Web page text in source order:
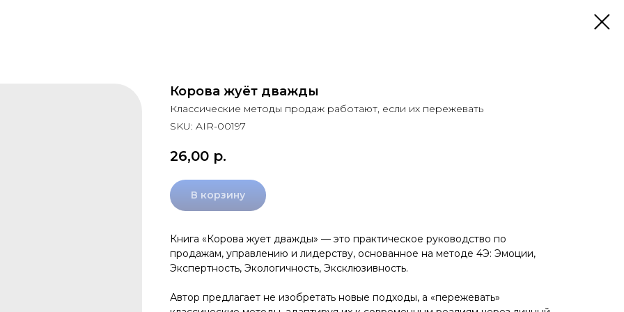
Корова жуёт дважды
Классические методы продаж работают, если их пережевать
SKU: AIR-00197
26,00 р.
В корзину
Книга «Корова жует дважды» — это практическое руководство по
продажам, управлению и лидерству, основанное на методе 4Э: Эмоции,
Экспертность, Экологичность, Эксклюзивность.
Автор предлагает не изобретать новые подходы, а «пережевать»